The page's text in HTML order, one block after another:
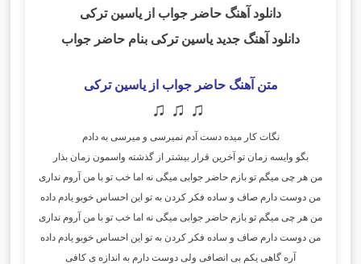
دانلود آهنگ حاضر جواب از یاسین ترکی
دانلود آهنگ جدید یاسین ترکی بنام حاضر جواب
متن آهنگ حاضر جواب از یاسین ترکی
♫ ♫ ♫
نگات کار میده دست آدم نمیرسی و میرسی‌ به دادم
بگو وایسه زمان تو آخرین قرار بیشتر از گذشته واسمون زمان بذار
من هر چی‌ میگم تو بازم حاضر جوابی‌ میگی‌ نه اما خب تو با من آروم نداری
من دوست دارم صاف و ساده فکر کردن به تو این احساس خوبو یادم داده
من هر چی‌ میگم تو بازم حاضر جوابی‌ میگی‌ نه اما خب تو با من آروم نداری
من دوست دارم صاف و ساده فکر کردن به تو این احساس خوبو یادم داده
آره گاهی یکم بی‌ انصافی ولی‌ دوست دارم به اندازه ی کافی‌